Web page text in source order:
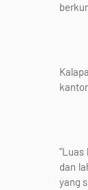
"Luas
dan
yang